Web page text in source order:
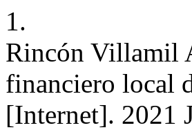
1.
Rincón Villamil
financiero local
[Internet]. 2021